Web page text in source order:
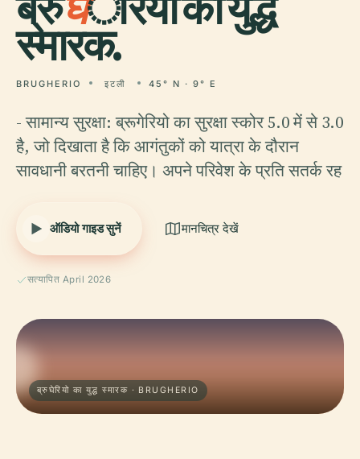
स्मारक.
BRUGHERIO इटली 45° N · 9° E
- सामान्य सुरक्षा: ब्रूगेरियो का सुरक्षा स्कोर 5.0 में से 3.0
है, जो दिखाता है कि आगंतुकों को यात्रा के दौरान
सावधानी बरतनी चाहिए। अपने परिवेश के प्रति सतर्क रह
ऑडियो गाइड सुनें मानचित्र देखें
सत्यापित April 2026
ब्रुघेरियो का युद्ध स्मारक · BRUGHERIO